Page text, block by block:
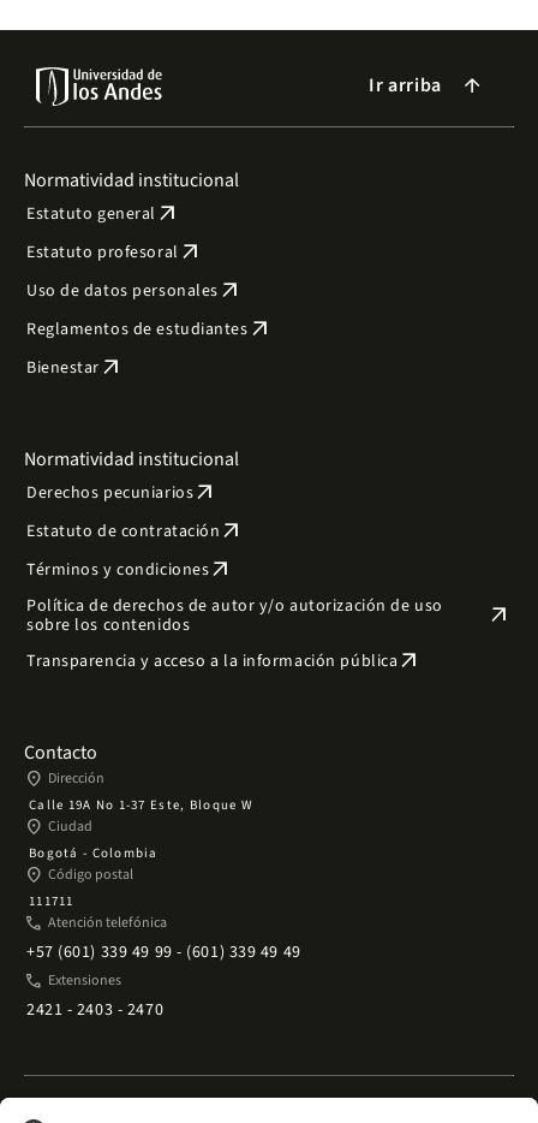
Ir arriba arrow_forward
Normatividad institucional
Estatuto general arrow_outward
Estatuto profesoral arrow_outward
Uso de datos personales arrow_outward
Reglamentos de estudiantes arrow_outward
Bienestar arrow_outward
Normatividad institucional
Derechos pecuniariosarrow_outward
Estatuto de contratación arrow_outward
Términos y condicionesarrow_outward
Política de derechos de autor y/o autorización de uso
sobre los contenidos
arrow_outward
Transparencia y acceso a la información pública arrow_outward
Contacto
place Dirección
Calle 19A No 1-37 Este, Bloque W
place Ciudad
Bogotá - Colombia
place Código postal
111711
phone Atención telefónica
+57 (601) 339 49 99 - (601) 339 49 49
phone Extensiones
2421 - 2403 - 2470